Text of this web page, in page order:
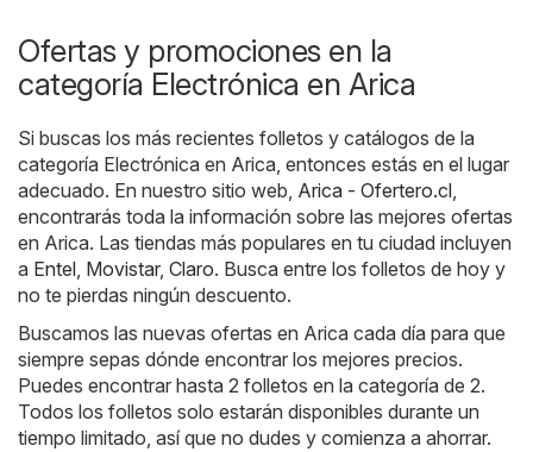
Ofertas y promociones en la
categoría Electrónica en Arica
Si buscas los más recientes folletos y catálogos de la
categoría Electrónica en Arica, entonces estás en el lugar
adecuado. En nuestro sitio web, Arica - Ofertero.cl,
encontrarás toda la información sobre las mejores ofertas
en Arica. Las tiendas más populares en tu ciudad incluyen
a Entel, Movistar, Claro. Busca entre los folletos de hoy y
no te pierdas ningún descuento.
Buscamos las nuevas ofertas en Arica cada día para que
siempre sepas dónde encontrar los mejores precios.
Puedes encontrar hasta 2 folletos en la categoría de 2.
Todos los folletos solo estarán disponibles durante un
tiempo limitado, así que no dudes y comienza a ahorrar.